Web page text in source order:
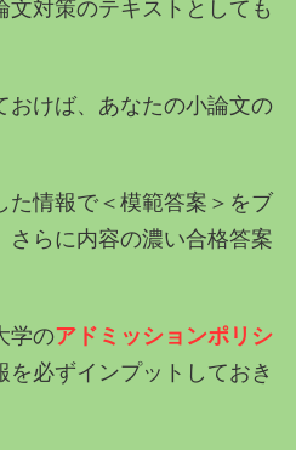
対策のテキストとしても
おけば、あなたの小論文の
た情報で＜模範答案＞をブ
さらに内容の濃い合格答案
学のアドミッションポリシ
を必ずインプットしておき